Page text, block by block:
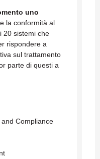
uno
la conformità al
20 sistemi che
rispondere a
sul trattamento
parte di questi a
Compliance